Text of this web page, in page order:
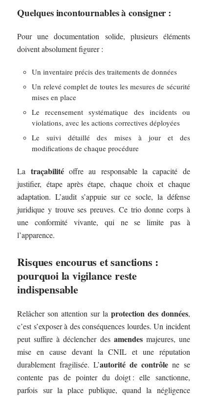
Quelques incontournables à consigner :
Pour une documentation solide, plusieurs éléments
doivent absolument figurer :
Un inventaire précis des traitements de données
Un relevé complet de toutes les mesures de sécurité
mises en place
Le recensement systématique des incidents ou
violations, avec les actions correctives déployées
Le suivi détaillé des mises à jour et des
modifications de chaque procédure
La traçabilitéoffre au responsable la capacité de
justifier, étape après étape, chaque choix et chaque
adaptation. L’audit s’appuie sur ce socle, la défense
juridique y trouve ses preuves. Ce trio donne corps à
une conformité vivante, qui ne se limite pas à
l’apparence.
Risques encourus et sanctions :
pourquoi la vigilance reste
indispensable
Relâcher son attention sur la protection des données,
c’est s’exposer à des conséquences lourdes. Un incident
peut suffire à déclencher des amendesmajeures, une
mise en cause devant la CNIL et une réputation
durablement fragilisée. L’autorité de contrôle ne se
contente pas de pointer du doigt : elle sanctionne,
parfois sur la place publique, quand la négligence